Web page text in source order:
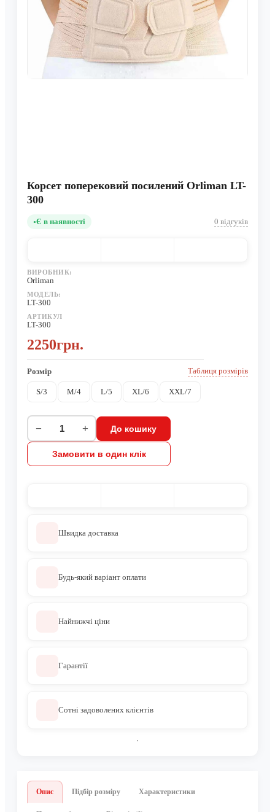
Корсет поперековий посилений Orliman LT-
300
Є в наявності 0 відгуків
ВИРОБНИК:
Orliman
МОДЕЛЬ:
LT-300
АРТИКУЛ
LT-300
2250грн.
Розмір Таблиця розмірів
S/3 M/4 L/5 XL/6 XXL/7
− + До кошику
Замовити в один клік
Швидка доставка
Будь-який варіант оплати
Найнижчі ціни
Гарантії
Сотні задоволених клієнтів
Опис Підбір розміру Характеристики